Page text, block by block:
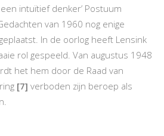
intuïtief denker’ Postuum
van 1960 nog enige
In de oorlog heeft Lensink
rol gespeeld. Van augustus 1948
het hem door de Raad van
[7] verboden zijn beroep als